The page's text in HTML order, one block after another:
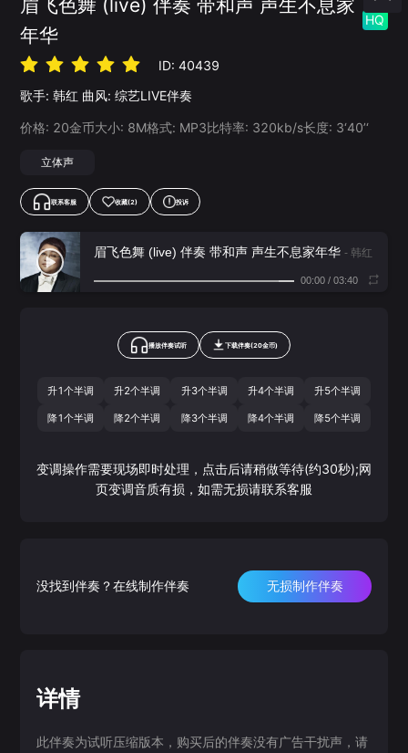
眉飞色舞 (live) 伴奏 带和声 声生不息家
年华
HQ
ID:40439
歌手: 韩红 曲风: 综艺LIVE伴奏
价格: 20金币大小: 8M格式: MP3比特率: 320kb/s长度: 3‘40’‘
立体声
联系客服 收藏(2) 投诉
眉飞色舞 (live) 伴奏 带和声 声生不息家年华 - 韩红
00:00/ 03:40
播放伴奏试听 下载伴奏(20金币)
升1个半调 升2个半调 升3个半调 升4个半调 升5个半调
降1个半调 降2个半调 降3个半调 降4个半调 降5个半调
变调操作需要现场即时处理，点击后请稍做等待(约30秒);网
页变调音质有损，如需无损请联系客服
没找到伴奏？在线制作伴奏 无损制作伴奏
详情
此伴奏为试听压缩版本，购买后的伴奏没有广告干扰声，请